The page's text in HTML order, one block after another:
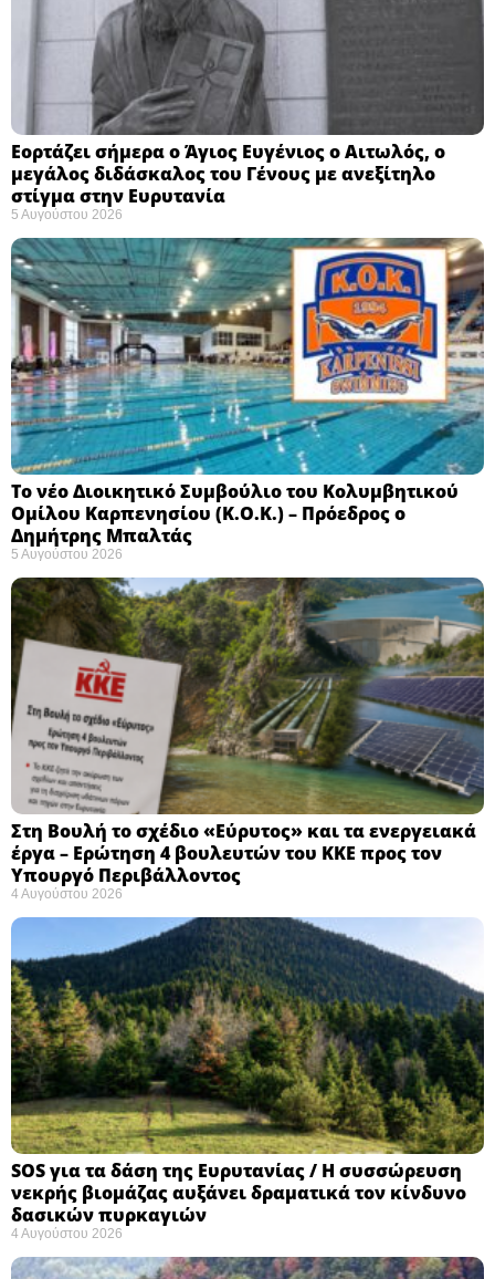
Εορτάζει σήμερα ο Άγιος Ευγένιος ο Αιτωλός, ο
μεγάλος διδάσκαλος του Γένους με ανεξίτηλο
στίγμα στην Ευρυτανία
5 Αυγούστου 2026
Το νέο Διοικητικό Συμβούλιο του Κολυμβητικού
Ομίλου Καρπενησίου (Κ.Ο.Κ.) – Πρόεδρος ο
Δημήτρης Μπαλτάς
5 Αυγούστου 2026
Στη Βουλή το σχέδιο «Εύρυτος» και τα ενεργειακά
έργα – Ερώτηση 4 βουλευτών του ΚΚΕ προς τον
Υπουργό Περιβάλλοντος
4 Αυγούστου 2026
SOS για τα δάση της Ευρυτανίας / Η συσσώρευση
νεκρής βιομάζας αυξάνει δραματικά τον κίνδυνο
δασικών πυρκαγιών
4 Αυγούστου 2026